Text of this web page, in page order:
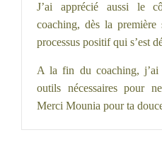
J’ai apprécié aussi le
coaching, dès la première
processus positif qui s’est
A la fin du coaching, j’ai
outils nécessaires pour
Merci Mounia pour ta